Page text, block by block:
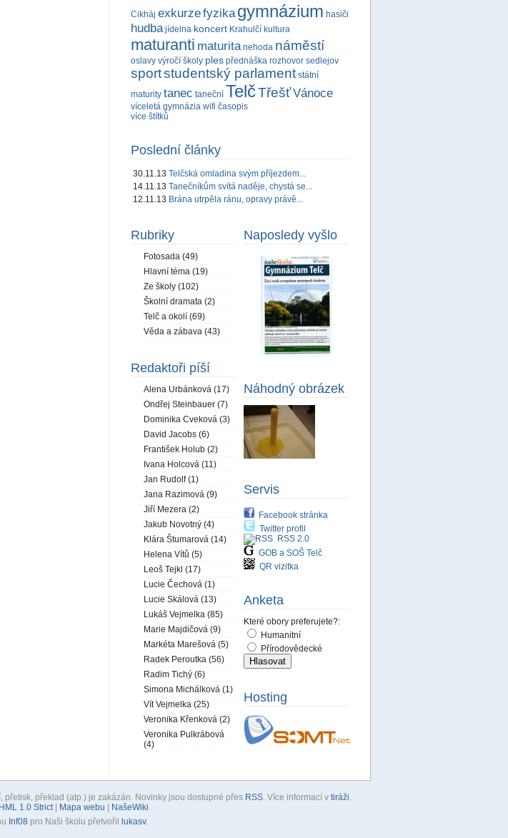
Cikháj exkurzefyzika gymnázium hasiči
hudba jídelna koncert Krahulčí kultura
maturanti maturita nehoda náměstí
oslavy výročí školy ples přednáška rozhovor sedlejov
sportstudentský parlament státní
maturity tanec taneční TelčTřešťVánoce
víceletá gymnázia wifi časopis
více štítků
Poslední články
30.11.13 Telčská omladina svým příjezdem...
14.11.13 Tanečníkům svítá naděje, chystá se...
12.11.13 Brána utrpěla ránu, opravy právě...
Rubriky
Fotosada (49)
Hlavní téma (19)
Ze školy (102)
Školní dramata (2)
Telč a okolí (69)
Věda a zábava (43)
Redaktoři píší
Alena Urbánková (17)
Ondřej Steinbauer (7)
Dominika Cveková (3)
David Jacobs (6)
František Holub (2)
Ivana Holcová (11)
Jan Rudolf (1)
Jana Razimová (9)
Jiří Mezera (2)
Jakub Novotný (4)
Klára Štumarová (14)
Helena Vítů (5)
Leoš Tejkl (17)
Lucie Čechová (1)
Lucie Skálová (13)
Lukáš Vejmelka (85)
Marie Majdičová (9)
Markéta Marešová (5)
Radek Peroutka (56)
Radim Tichý (6)
Simona Michálková (1)
Vít Vejmelka (25)
Veronika Křenková (2)
Veronika Pulkrábová
(4)
Naposledy vyšlo
Náhodný obrázek
Servis
Facebook stránka
Twitter profil
RSS 2.0
GOB a SOŠ Telč
QR vizitka
Anketa
Které obory preferujete?:
Humanitní
Přírodovědecké
Hosting
překlad (atp.) je zakázán. Novinky jsou dostupné přes RSS. Více informací v tiráži.
1.0 Strict| Mapa webu | NašeWiki
Inf08 pro Naši školu přetvořil lukasv.